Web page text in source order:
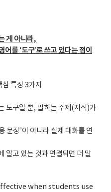
게 아니라,
를 ‘도구’로 쓰고 있다는 점이
특징 3가지
도구일 뿐, 말하는 주제(지식)가
문장”이 아니라 실제 대화를 연
알고 있는 것과 연결되면 더 말
when students use